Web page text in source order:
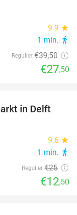
9.9 star
1 min. directions_walk
Regulier €39,50
€27,50
50%
in Delft
9.6 star
1 min. directions_walk
Regulier €25
€12,50